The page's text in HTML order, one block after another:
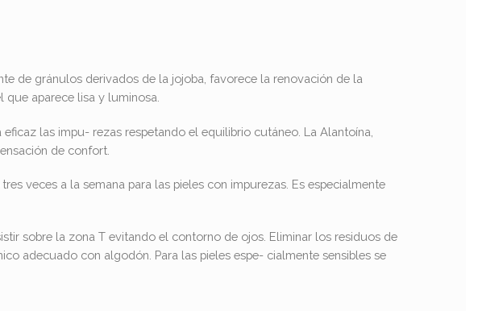
de gránulos derivados de la jojoba, favorece la renovación de la
que aparece lisa y luminosa.
las impu- rezas respetando el equilibrio cutáneo. La Alantoína,
de confort.
veces a la semana para las pieles con impurezas. Es especialmente
sobre la zona T evitando el contorno de ojos. Eliminar los residuos de
adecuado con algodón. Para las pieles espe- cialmente sensibles se